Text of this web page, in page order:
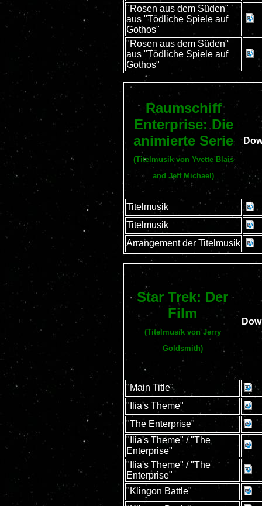
"Rosen aus dem Süden"
aus "Tödliche Spiele auf
Gothos"
"Rosen aus dem Süden"
aus "Tödliche Spiele auf
Gothos"
Raumschiff
Enterprise: Die
animierte Serie
(Titelmusik von Yvette Blais
and Jeff Michael)
Titelmusik
Titelmusik
Arrangement der Titelmusik
Star Trek: Der
Film
(Titelmusik von Jerry
Goldsmith)
"Main Title"
"Ilia's Theme"
"The Enterprise"
"Ilia's Theme" / "The
Enterprise"
"Ilia's Theme" / "The
Enterprise"
"Klingon Battle"